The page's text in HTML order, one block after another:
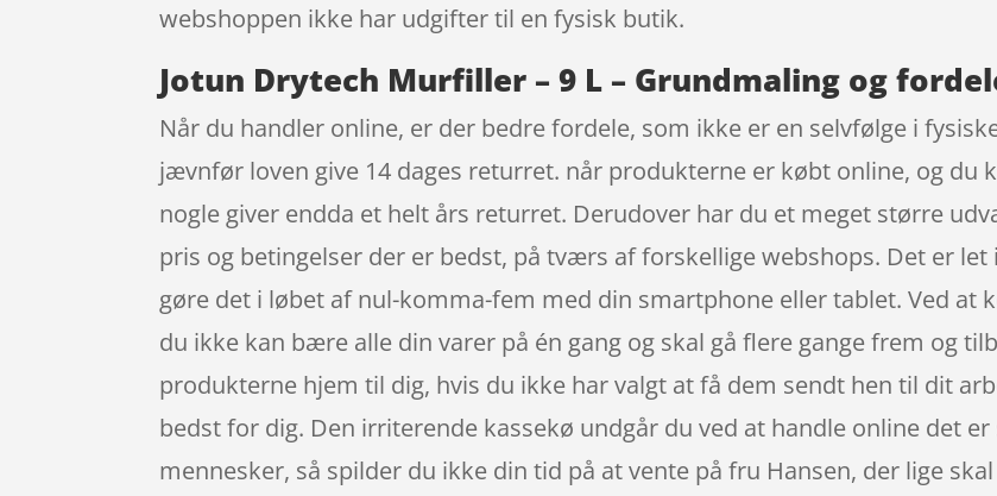
webshoppen ikke har udgifter til en fysisk butik.
Jotun Drytech Murfiller – 9 L – Grundmaling og
Når du handler online, er der bedre fordele, som ikke er en selvfølge i
jævnfør loven give 14 dages returret. når produkterne er købt online, og du
nogle giver endda et helt års returret. Derudover har du et meget større
pris og betingelser der er bedst, på tværs af forskellige webshops. Det er
gøre det i løbet af nul-komma-fem med din smartphone eller tablet. Ved at
du ikke kan bære alle din varer på én gang og skal gå flere gange frem og
produkterne hjem til dig, hvis du ikke har valgt at få dem sendt hen til dit
bedst for dig. Den irriterende kassekø undgår du ved at handle online det
mennesker, så spilder du ikke din tid på at vente på fru Hansen, der lige